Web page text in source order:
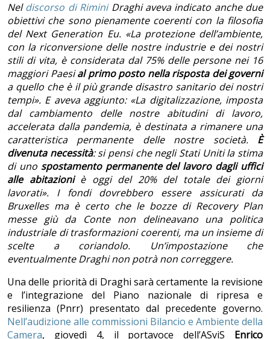
Neldiscorso di RiminiDraghi aveva indicato anche due
obiettivi che sono pienamente coerenti con la filosofia
del Next Generation Eu. «La protezione dell’ambiente,
con la riconversione delle nostre industrie e dei nostri
stili di vita, è considerata dal 75% delle persone nei 16
maggiori Paesial primo posto nella risposta dei governi
a quello che è il più grande disastro sanitario dei nostri
tempi». E aveva aggiunto: «La digitalizzazione, imposta
dal cambiamento delle nostre abitudini di lavoro,
accelerata dalla pandemia, è destinata a rimanere una
caratteristica permanente delle nostre società. È
divenuta necessità: si pensi che negli Stati Uniti la stima
di uno spostamento permanente del lavoro dagli uffici
alle abitazioniè oggi del 20% del totale dei giorni
lavorati». I fondi dovrebbero essere assicurati da
Bruxelles ma è certo che le bozze di Recovery Plan
messe giù da Conte non delineavano una politica
industriale di trasformazioni coerenti, ma un insieme di
scelte a coriandolo. Un’impostazione che
eventualmente Draghi non potrà non correggere.
Una delle priorità di Draghi sarà certamente la revisione
e l’integrazione del Piano nazionale di ripresa e
resilienza (Pnrr) presentato dal precedente governo.
Nell’audizione alle commissioni Bilancio e Ambiente della
Camera, giovedì 4, il portavoce dell’ASviS Enrico